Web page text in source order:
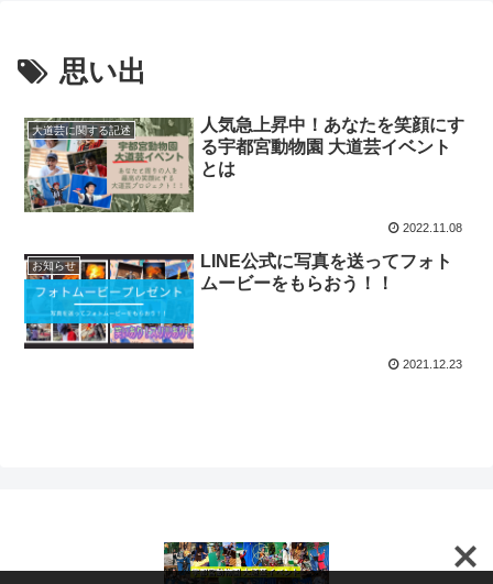
思い出
大道芸に関する記述
人気急上昇中！あなたを笑顔にす
る宇都宮動物園 大道芸イベント
とは
2022.11.08
お知らせ
LINE公式に写真を送ってフォト
ムービーをもらおう！！
2021.12.23